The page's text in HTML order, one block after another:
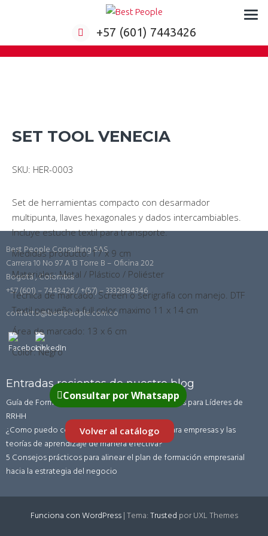
Formación virtual para empresas
+57 (601) 7443426
SET TOOL VENECIA
SKU: HER-0003
Set de herramientas compacto con desarmador
multipunta, llaves hexagonales y dados intercambiables.
Incluye estuche textil para transporte.
Medidas producto: 17 x 9 cm
Materiales: Metal / Plástico / Poliéster
Técnica de marcado: Screen o serigrafía con manejo. DTF
Textil pequeño a full color maximo 11 x 14 cm
Área de marcado: 13 x 6 cm
Color: Negro
Consultar por Whatsapp
Volver al catálogo
Best People Consulting SAS
Carrera 10 No 97 A 13 Torre B – Oficina 202
Bogotá , Colombia
+57 (601) – 7443426 / +(57) – 3332884346
contacto@bestpeople.com.co
Entradas recientes de nuestro blog
Guía de Formación Corporativa en LATAM: Claves para Líderes de
RRHH
¿Como puedo combinar la formación virtual para empresas y las
teorías de aprendizaje de manera efectiva?
5 Consejos prácticos para alinear el plan de formación empresarial
hacia la estrategia del negocio
Funciona con WordPress|Tema:Trusted por UXL Themes